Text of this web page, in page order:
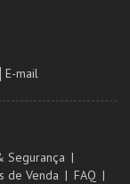
E-mail
Segurança
de Venda
FAQ